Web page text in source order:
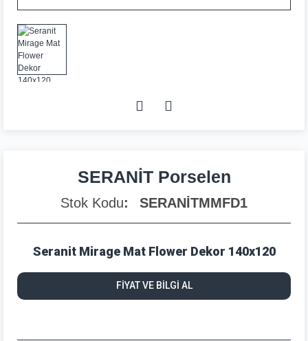
SERANİT Porselen
Stok Kodu SERANİTMMFD1
Seranit Mirage Mat Flower Dekor 140x120
FİYAT VE BİLGİ AL